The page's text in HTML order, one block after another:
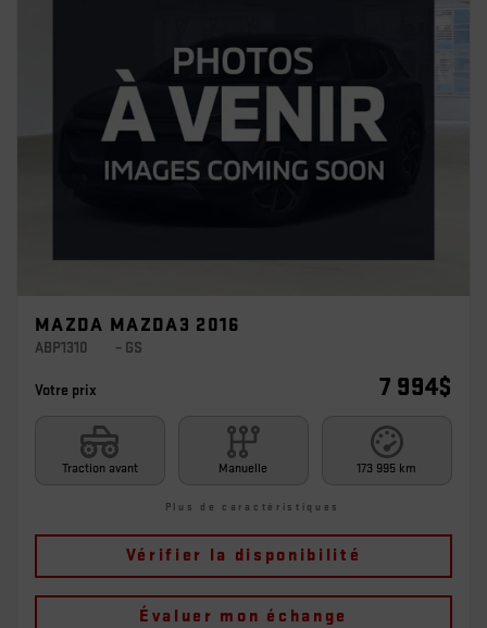
MAZDA MAZDA3 2016
ABP1310 – GS
Votre prix 7 994$
Traction avant Manuelle 173 995 km
Plus de caractéristiques
Vérifier la disponibilité
Évaluer mon échange